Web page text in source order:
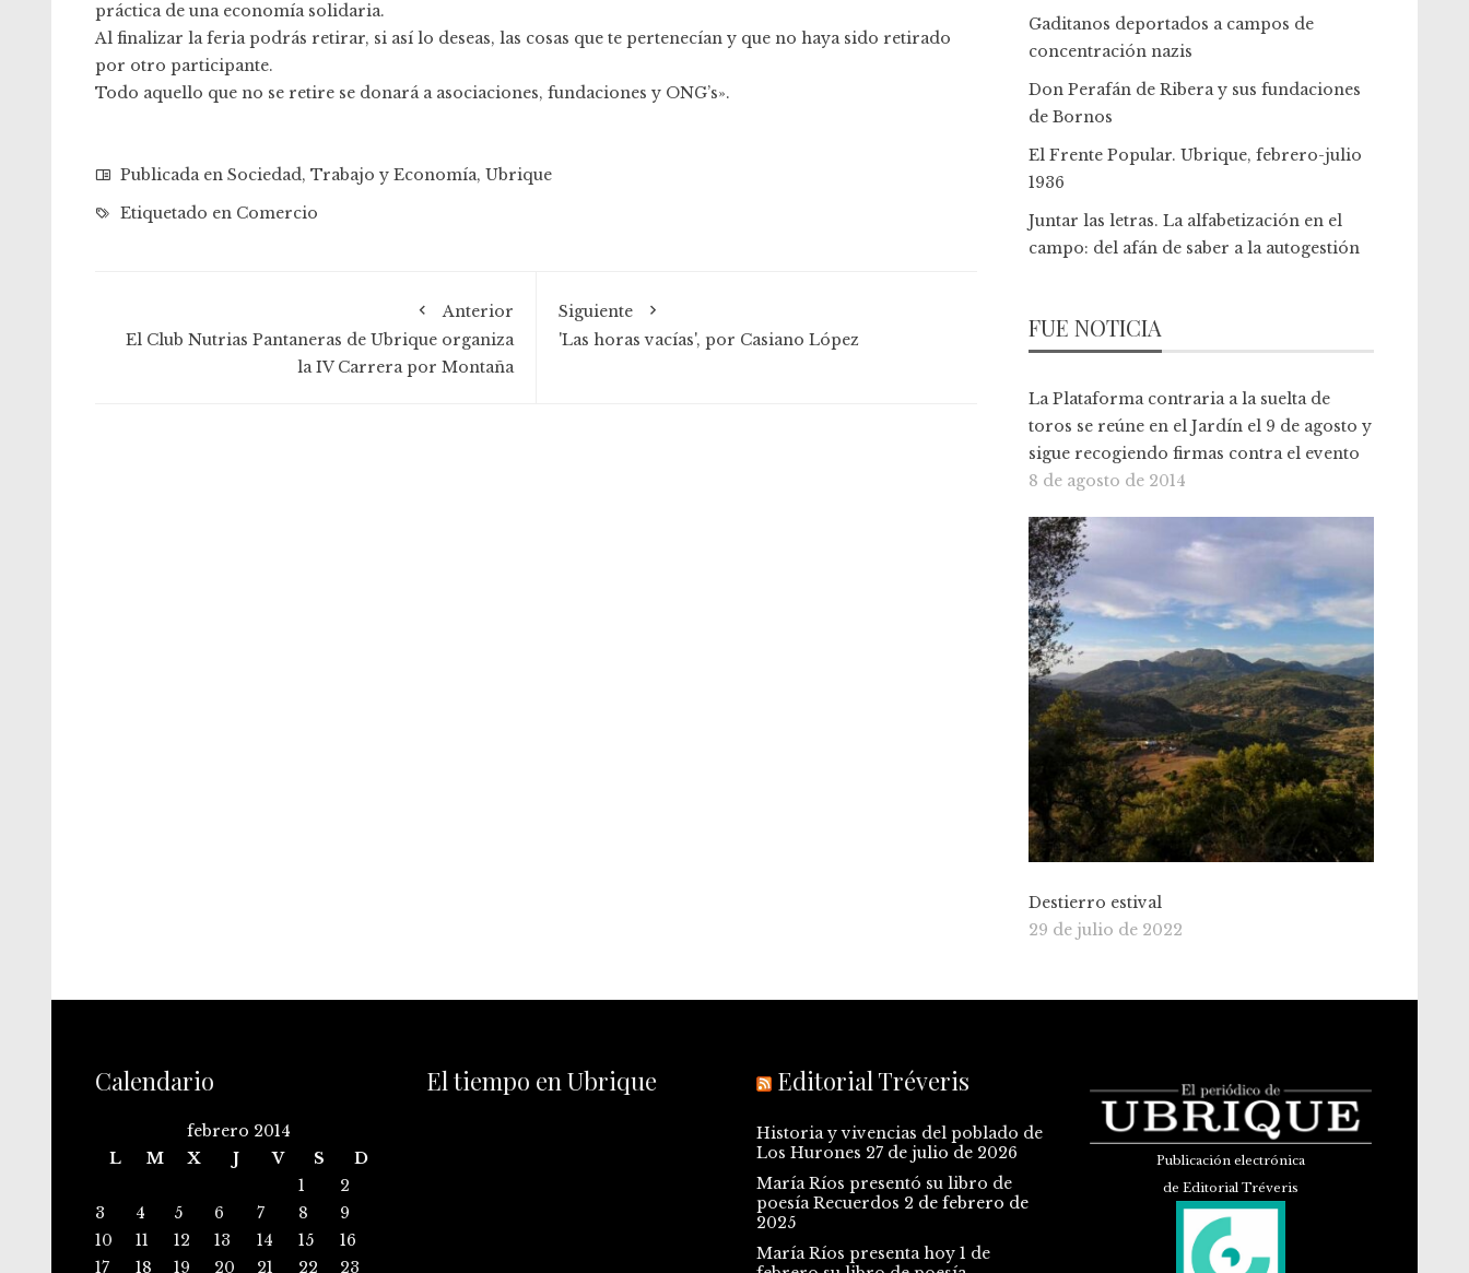
práctica de una economía solidaria.
Al finalizar la feria podrás retirar, si así lo deseas, las cosas que te pertenecían y que no haya sido retirado
por otro participante.
Todo aquello que no se retire se donará a asociaciones, fundaciones y ONG’s».
Publicada en Sociedad, Trabajo y Economía, Ubrique
Etiquetado en Comercio
Anterior
El Club Nutrias Pantaneras de Ubrique organiza
la IV Carrera por Montaña
Siguiente
'Las horas vacías', por Casiano López
Gaditanos deportados a campos de
concentración nazis
Don Perafán de Ribera y sus fundaciones
de Bornos
El Frente Popular. Ubrique, febrero-julio
1936
Juntar las letras. La alfabetización en el
campo: del afán de saber a la autogestión
FUE NOTICIA
La Plataforma contraria a la suelta de
toros se reúne en el Jardín el 9 de agosto y
sigue recogiendo firmas contra el evento
8 de agosto de 2014
Destierro estival
29 de julio de 2022
Calendario
febrero 2014
L
M X J V S
D
1
2
3
4 5 6 7 8
9
10
11 12 13 14 15
16
17
18 19 20 21 22 23
El tiempo en Ubrique Editorial Tréveris
Historia y vivencias del poblado de
Los Hurones 27 de julio de 2026
María Ríos presentó su libro de
poesía Recuerdos 2 de febrero de
2025
María Ríos presenta hoy 1 de
Publicación electrónica
de Editorial Tréveris